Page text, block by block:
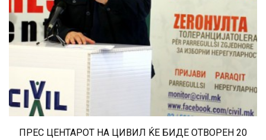
ПРЕС ЦЕНТАРОТ НА ЦИВИЛ ЌЕ БИДЕ ОТВОРЕН 20